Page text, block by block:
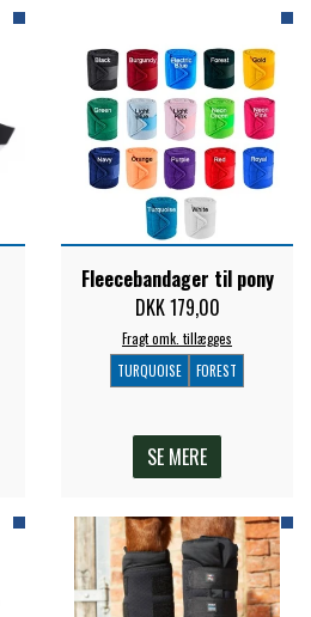
Fleecebandager til pony
DKK 179,00
Fragt omk. tillægges
TURQUOISE
FOREST
SE MERE